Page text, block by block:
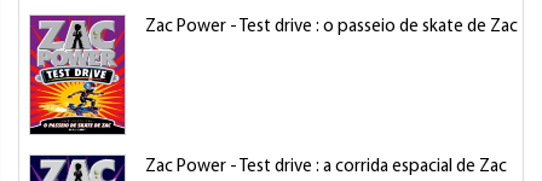
Zac Power - Test drive : o passeio de skate de Zac
Zac Power - Test drive : a corrida espacial de Zac